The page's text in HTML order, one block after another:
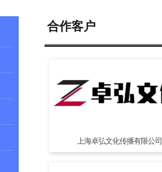
合作客户
上海卓弘文化传播有限公司